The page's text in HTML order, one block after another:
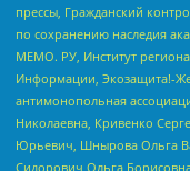
прессы, Гражданский
по сохранению наследия
МЕМО. РУ, Институт
Информации, Экозащита!-
антимонопольная
Николаевна, Кривенко
Юрьевич, Шнырова Ольга
Сидорович Ольга